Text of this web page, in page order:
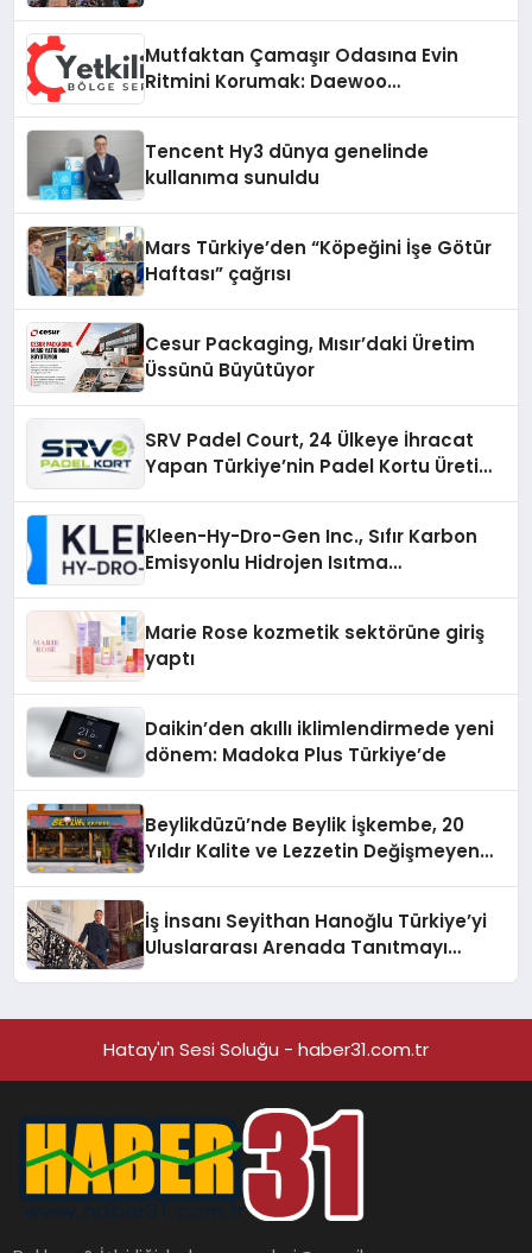
Mutfaktan Çamaşır Odasına Evin
Ritmini Korumak: Daewoo
Tencent Hy3 dünya genelinde
kullanıma sunuldu
Mars Türkiye’den “Köpeğini İşe Götür
Haftası” çağrısı
Cesur Packaging, Mısır’daki Üretim
Üssünü Büyütüyor
SRV Padel Court, 24 Ülkeye İhracat
Yapan Türkiye’nin Padel Kortu Üretim
Kleen-Hy-Dro-Gen Inc., Sıfır Karbon
Emisyonlu Hidrojen Isıtma
Marie Rose kozmetik sektörüne giriş
yaptı
Daikin’den akıllı iklimlendirmede yeni
dönem: Madoka Plus Türkiye’de
Beylikdüzü’nde Beylik İşkembe, 20
Yıldır Kalite ve Lezzetin Değişmeyen
İş İnsanı Seyithan Hanoğlu Türkiye’yi
Uluslararası Arenada Tanıtmayı
Hatay'ın Sesi Soluğu - haber31.com.tr